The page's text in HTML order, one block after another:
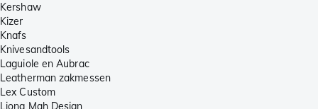
Kershaw
Kizer
Knafs
Knivesandtools
Laguiole en Aubrac
Leatherman zakmessen
Lex Custom
Liong Mah Design